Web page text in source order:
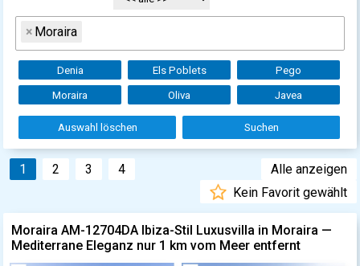
× Moraira
Denia Els Poblets Pego
Moraira Oliva Javea
Auswahl löschen Suchen
1 2 3 4
Alle anzeigen
Kein Favorit gewählt
Moraira AM-12704DA Ibiza-Stil Luxusvilla in Moraira —
Mediterrane Eleganz nur 1 km vom Meer entfernt